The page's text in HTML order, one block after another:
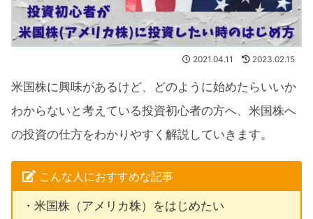
2021.04.11 2023.02.15
米国株に興味があるけど、どのように始めたらいいか
わからないと考えている投資初心者の方へ、米国株へ
の投資の仕方をわかりやすく解説していきます。
こんな人におすすめな記事
・米国株（アメリカ株）をはじめたい